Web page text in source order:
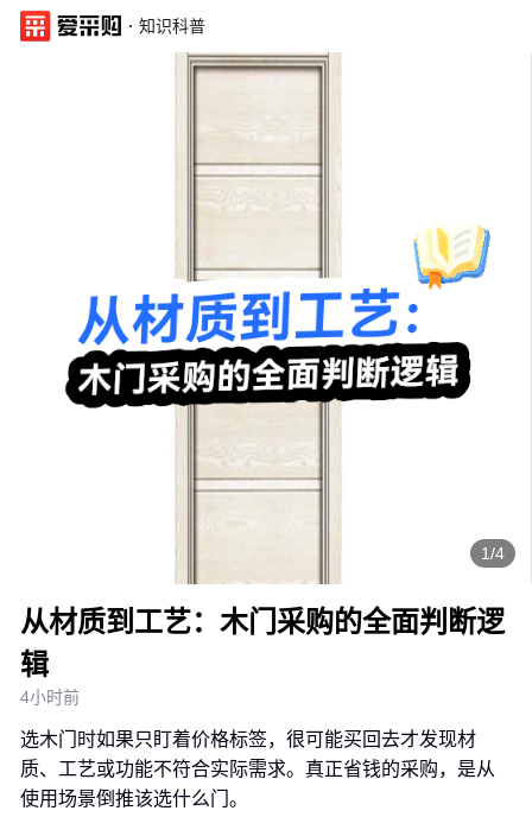
· 知识科普
1/4
从材质到工艺：木门采购的全面判断逻
辑
4小时前
选木门时如果只盯着价格标签，很可能买回去才发现材
质、工艺或功能不符合实际需求。真正省钱的采购，是从
使用场景倒推该选什么门。